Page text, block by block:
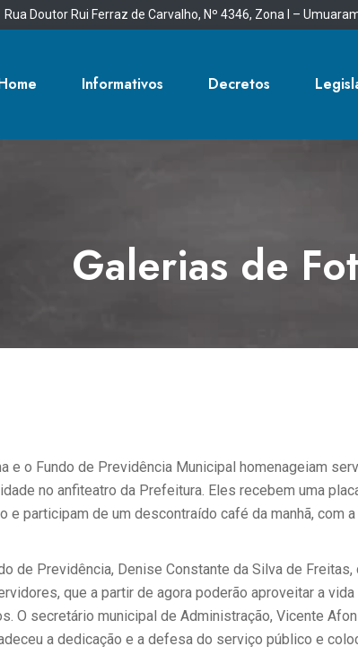
Rua Doutor Rui Ferraz de Carvalho, Nº 4346, Zona I –
Informativos Decretos
Galerias de
e o Fundo de Previdência Municipal homenageiam
no anfiteatro da Prefeitura. Eles recebem uma
e participam de um descontraído café da manhã, com
de Previdência, Denise Constante da Silva de
que a partir de agora poderão aproveitar a
O secretário municipal de Administração, Vicente
a dedicação e a defesa do serviço público e